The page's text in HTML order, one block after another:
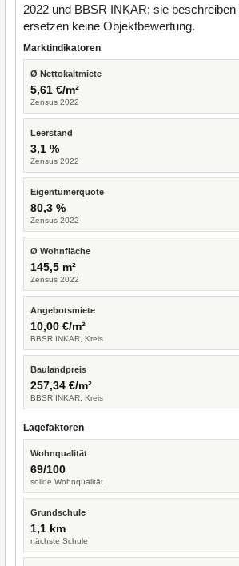
2022 und BBSR INKAR; sie
ersetzen keine Objektbewertung.
Marktindikatoren
Ø Nettokaltmiete
5,61 €/m²
Zensus 2022
Leerstand
3,1 %
Zensus 2022
Eigentümerquote
80,3 %
Zensus 2022
Ø Wohnfläche
145,5 m²
Zensus 2022
Angebotsmiete
10,00 €/m²
BBSR INKAR, Kreis
Baulandpreis
257,34 €/m²
BBSR INKAR, Kreis
Lagefaktoren
Wohnqualität
69/100
solide Wohnqualität
Grundschule
1,1 km
nächste Schule